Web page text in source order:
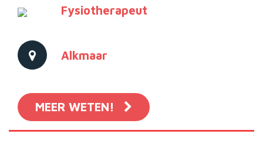
Fysiotherapeut
Alkmaar
MEER WETEN!